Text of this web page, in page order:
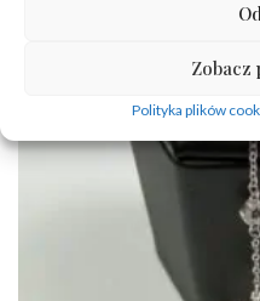
Zobacz
Polityka plików